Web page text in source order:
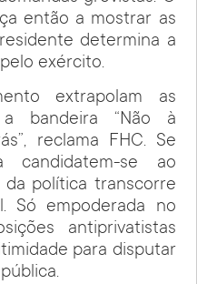
então a mostrar as
determina a
exército.
extrapolam as
bandeira “Não à
reclama FHC. Se
candidatem-se ao
da política transcorre
Só empoderada no
antiprivatistas
para disputar